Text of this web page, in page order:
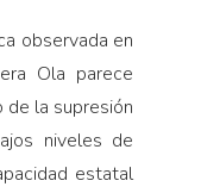
observada en
Ola parece
de la supresión
niveles de
estatal